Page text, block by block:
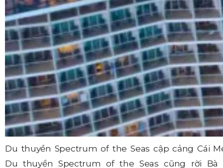
Du thuyền Spectrum of the Seas cập cảng Cái
Du thuyền Spectrum of the Seas cũng rời Bà